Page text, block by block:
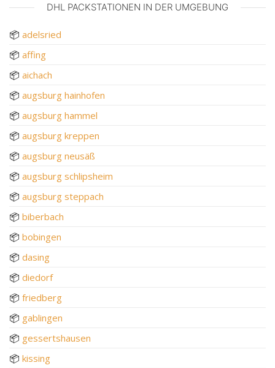
DHL PACKSTATIONEN IN DER UMGEBUNG
📦 adelsried
📦 affing
📦 aichach
📦 augsburg hainhofen
📦 augsburg hammel
📦 augsburg kreppen
📦 augsburg neusäß
📦 augsburg schlipsheim
📦 augsburg steppach
📦 biberbach
📦 bobingen
📦 dasing
📦 diedorf
📦 friedberg
📦 gablingen
📦 gessertshausen
📦 kissing